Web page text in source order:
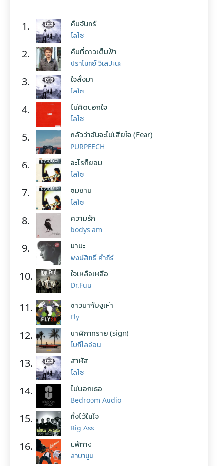
1. คืนจันทร์
โลโซ
2. คืนที่ดาวเต็มฟ้า
ปราโมทย์ วิเลปะนะ
3. ใจสั่งมา
โลโซ
4. ไม่คิดนอกใจ
โลโซ
5. กลัวว่าฉันจะไม่เสียใจ (Fear)
PURPEECH
6. อะไรก็ยอม
โลโซ
7. ซมซาน
โลโซ
8. ความรัก
bodyslam
9. มานะ
พงษ์สิทธิ์ คำภีร์
10. ใจเหลือเหลือ
Dr.Fuu
11. ชาวนากับงูเห่า
Fly
12. นาฬิกาทราย (sign)
โบกี้ไลอ้อน
13. สาหัส
โลโซ
14. ไม่บอกเธอ
Bedroom Audio
15. ทิ้งไว้ในใจ
Big Ass
16. แพ้ทาง
ลาบานูน